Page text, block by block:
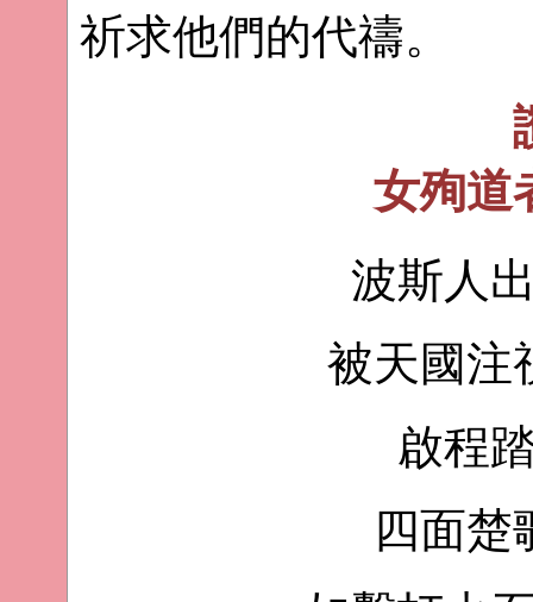
祈求他們的代禱。
女殉道
波斯人
被天國注
啟程
四面楚